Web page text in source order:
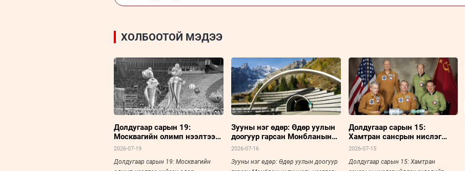
ХОЛБООТОЙ МЭДЭЭ
Долдугаар сарын 19:
Москвагийн олимп нээлтээ
хийсэн өдөр
2026-07-19
Долдугаар сарын 19: Москвагийн
Зууны нэг өдөр: Өдөр уулын
доогуур гарсан Монбланын
туннель нээгдэв
2026-07-16
Зууны нэг өдөр: Өдөр уулын доогуур
Долдугаар сарын 15:
Хамтран сансрын нислэг
үйлдэх эхлэлийг тавьсан
2026-07-15
Долдугаар сарын 15: Хамтран